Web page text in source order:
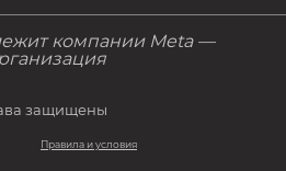
компании Meta —
защищены
Правила и условия